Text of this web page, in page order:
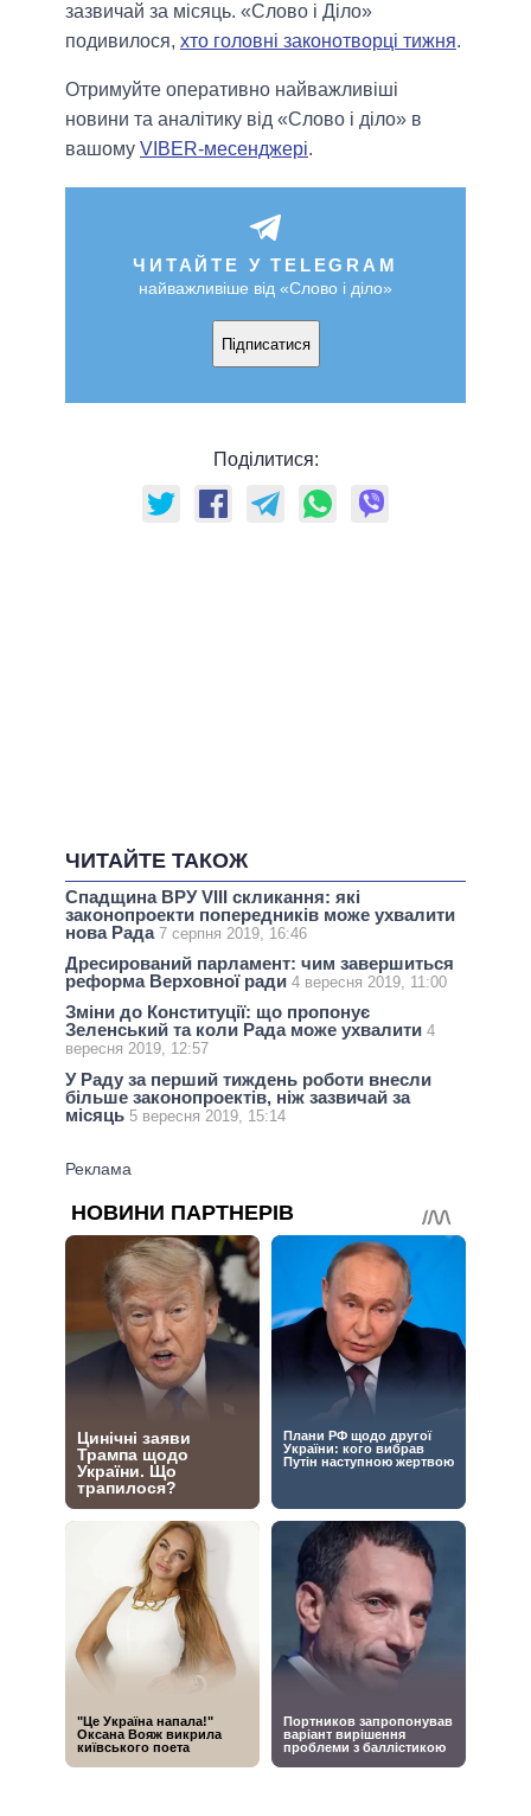
зазвичай за місяць. «Слово і Діло»
подивилося, хто головні законотворці тижня.
Отримуйте оперативно найважливіші
новини та аналітику від «Слово і діло» в
вашому VIBER-месенджері.
ЧИТАЙТЕ У TELEGRAM
найважливіше від «Слово і діло»
Підписатися
Поділитися:
ЧИТАЙТЕ ТАКОЖ
Спадщина ВРУ VIII скликання: які
законопроекти попередників може ухвалити
нова Рада 7 серпня 2019, 16:46
Дресирований парламент: чим завершиться
реформа Верховної ради 4 вересня 2019, 11:00
Зміни до Конституції: що пропонує
Зеленський та коли Рада може ухвалити 4
вересня 2019, 12:57
У Раду за перший тиждень роботи внесли
більше законопроектів, ніж зазвичай за
місяць 5 вересня 2019, 15:14